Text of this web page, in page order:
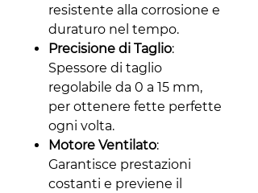
resistente alla corrosione e
duraturo nel tempo.
Precisione di Taglio:
Spessore di taglio
regolabile da 0 a 15 mm,
per ottenere fette perfette
ogni volta.
Motore Ventilato:
Garantisce prestazioni
costanti e previene il